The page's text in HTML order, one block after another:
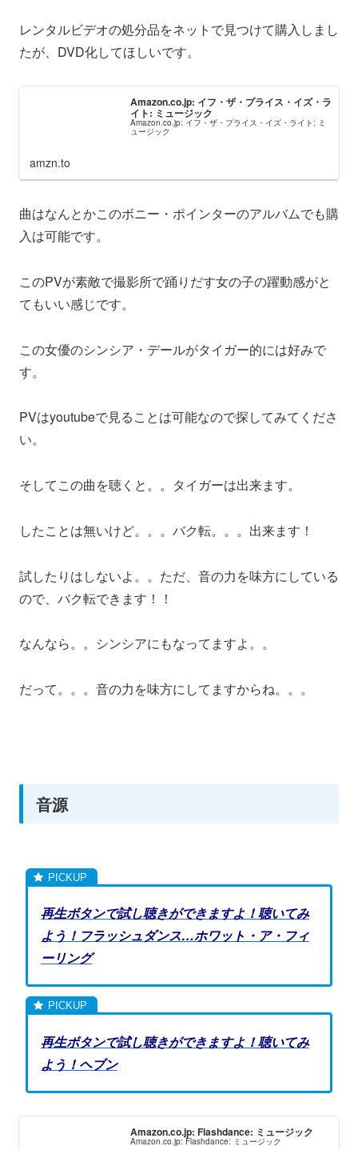
レンタルビデオの処分品をネットで見つけて購入しまし
たが、DVD化してほしいです。
Amazon.co.jp: イフ・ザ・プライス・イズ・ラ
イト: ミュージック
Amazon.co.jp: イフ・ザ・プライス・イズ・ライト: ミ
ュージック
amzn.to
曲はなんとかこのボニー・ポインターのアルバムでも購
入は可能です。
このPVが素敵で撮影所で踊りだす女の子の躍動感がと
てもいい感じです。
この女優のシンシア・デールがタイガー的には好みで
す。
PVはyoutubeで見ることは可能なので探してみてくださ
い。
そしてこの曲を聴くと。。タイガーは出来ます。
したことは無いけど。。。バク転。。。出来ます！
試したりはしないよ。。ただ、音の力を味方にしている
ので、バク転できます！！
なんなら。。シンシアにもなってますよ。。
だって。。。音の力を味方にしてますからね。。。
音源
再生ボタンで試し聴きができますよ！聴いてみ
よう！フラッシュダンス…ホワット・ア・フィ
ーリング
再生ボタンで試し聴きができますよ！聴いてみ
よう！ヘブン
Amazon.co.jp: Flashdance: ミュージック
Amazon.co.jp: Flashdance: ミュージック